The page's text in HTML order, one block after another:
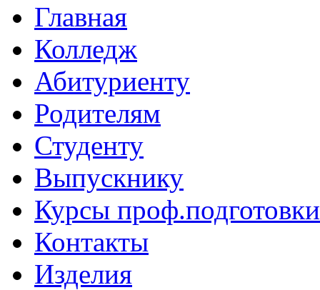
Главная
Колледж
Абитуриенту
Родителям
Студенту
Выпускнику
Курсы проф.подготовки
Контакты
Изделия